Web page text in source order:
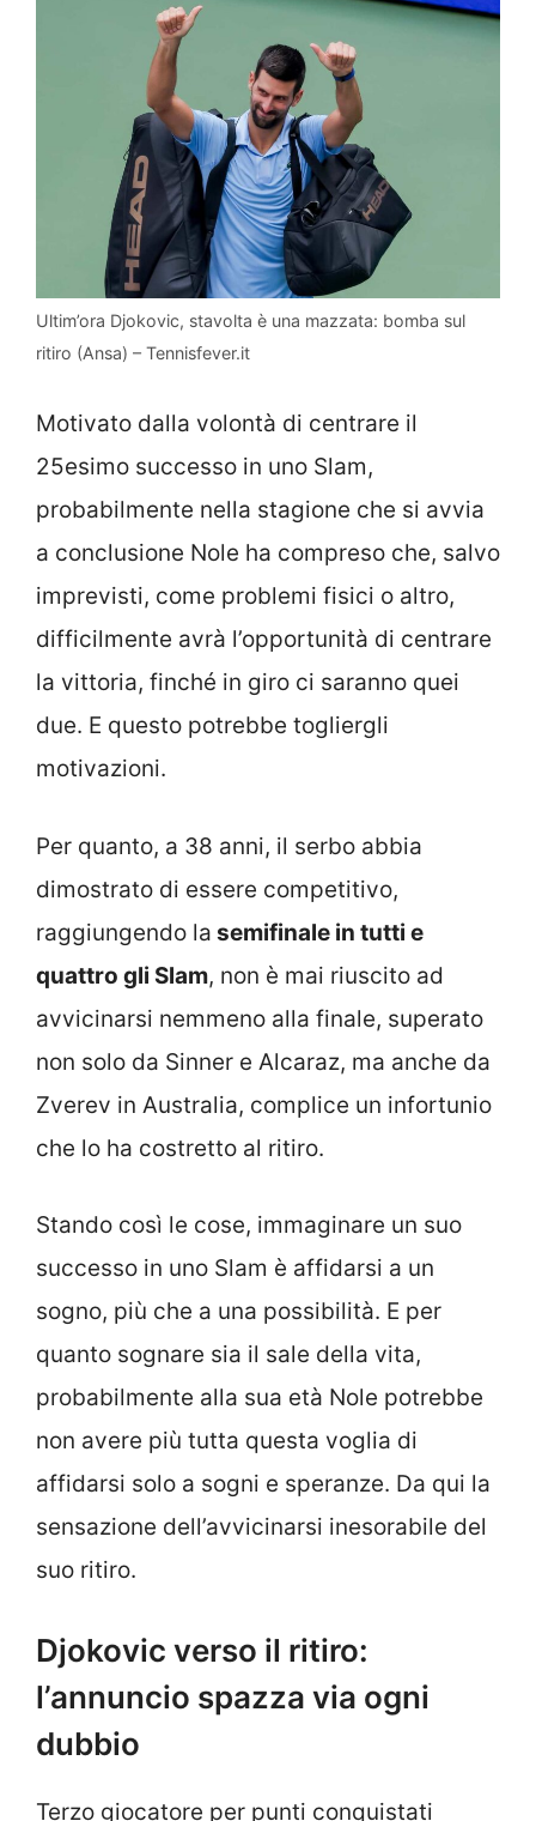
Ultim’ora Djokovic, stavolta è una mazzata: bomba sul
ritiro (Ansa) – Tennisfever.it
Motivato dalla volontà di centrare il
25esimo successo in uno Slam,
probabilmente nella stagione che si avvia
a conclusione Nole ha compreso che, salvo
imprevisti, come problemi fisici o altro,
difficilmente avrà l’opportunità di centrare
la vittoria, finché in giro ci saranno quei
due. E questo potrebbe togliergli
motivazioni.
Per quanto, a 38 anni, il serbo abbia
dimostrato di essere competitivo,
raggiungendo la semifinale in tutti e
quattro gli Slam, non è mai riuscito ad
avvicinarsi nemmeno alla finale, superato
non solo da Sinner e Alcaraz, ma anche da
Zverev in Australia, complice un infortunio
che lo ha costretto al ritiro.
Stando così le cose, immaginare un suo
successo in uno Slam è affidarsi a un
sogno, più che a una possibilità. E per
quanto sognare sia il sale della vita,
probabilmente alla sua età Nole potrebbe
non avere più tutta questa voglia di
affidarsi solo a sogni e speranze. Da qui la
sensazione dell’avvicinarsi inesorabile del
suo ritiro.
Djokovic verso il ritiro:
l’annuncio spazza via ogni
dubbio
Terzo giocatore per punti conquistati